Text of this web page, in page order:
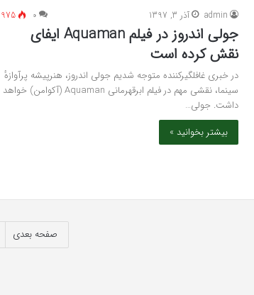
admin آذر 3, 1397 ۰ 975
جولی اندروز در فیلم Aquaman ایفای
نقش کرده است
در خبری غافلگیرکننده متوجه شدیم جولی اندروز، هنرپیشه پرآوازهٔ
سینما، نقشی مهم در فیلم ابرقهرمانی Aquaman (آکوامن) خواهد
داشت. جولی…
بیشتر بخوانید »
صفحه بعدی